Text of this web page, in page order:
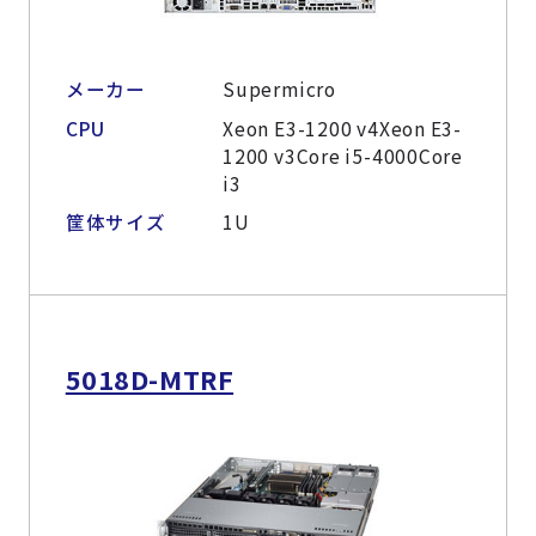
メーカー
Supermicro
CPU
Xeon E3-1200 v4Xeon E3-
1200 v3Core i5-4000Core
i3
筐体サイズ
1U
5018D-MTRF